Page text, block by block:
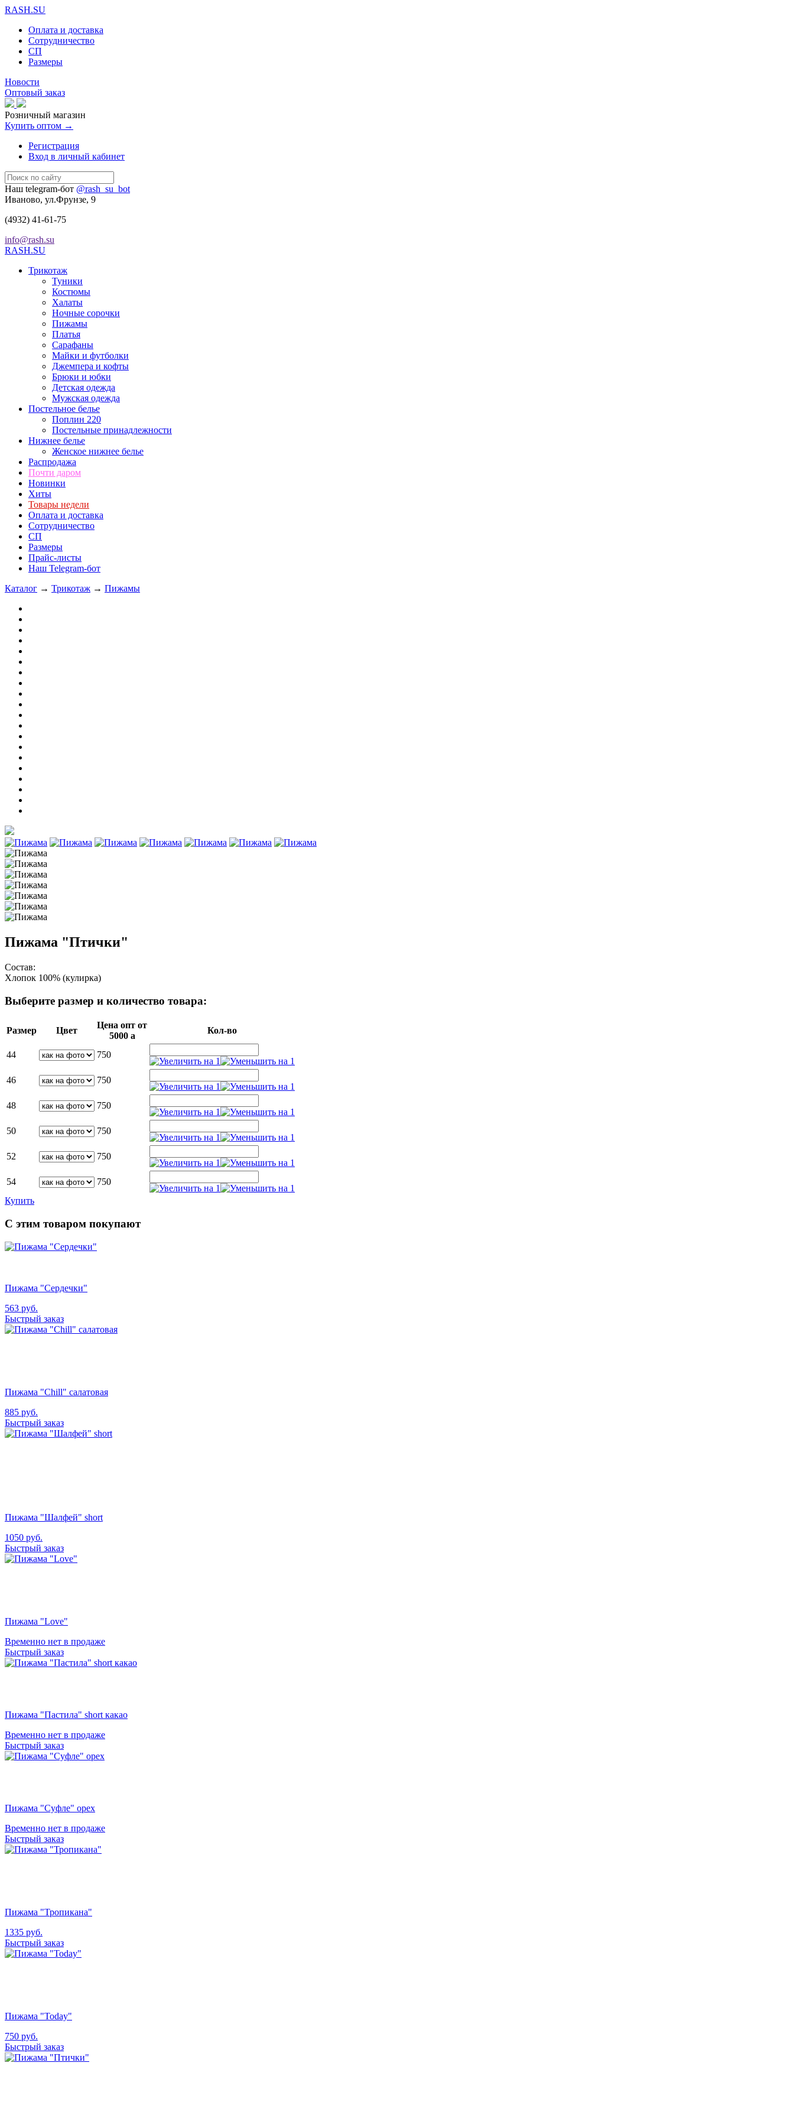
RASH.SU
Оплата и доставка
Сотрудничество
СП
Размеры
Новости
Оптовый заказ
Розничный магазин
Купить оптом →
Регистрация
Вход в личный кабинет
Наш telegram-бот @rash_su_bot
Иваново, ул.Фрунзе, 9
(4932) 41-61-75
info@rash.su
RASH.SU
Трикотаж
Туники
Костюмы
Халаты
Ночные сорочки
Пижамы
Платья
Сарафаны
Майки и футболки
Джемпера и кофты
Брюки и юбки
Детская одежда
Мужская одежда
Постельное белье
Поплин 220
Постельные принадлежности
Нижнее белье
Женское нижнее белье
Распродажа
Почти даром
Новинки
Хиты
Товары недели
Оплата и доставка
Сотрудничество
СП
Размеры
Прайс-листы
Наш Telegram-бот
Каталог → Трикотаж → Пижамы
Пижама "Птички"
Состав:
Хлопок 100% (кулирка)
Выберите размер и количество товара:
Размер Цвет
Цена опт от
5000 a
Кол-во
44 750
46 750
48 750
50 750
52 750
54
750
Купить
С этим товаром покупают
Пижама "Сердечки"
563 руб.
Быстрый заказ
Пижама "Chill" салатовая
885 руб.
Быстрый заказ
Пижама "Шалфей" short
1050 руб.
Быстрый заказ
Пижама "Love"
Временно нет в продаже
Быстрый заказ
Пижама "Пастила" short какао
Временно нет в продаже
Быстрый заказ
Пижама "Суфле" орех
Временно нет в продаже
Быстрый заказ
Пижама "Тропикана"
1335 руб.
Быстрый заказ
Пижама "Today"
750 руб.
Быстрый заказ